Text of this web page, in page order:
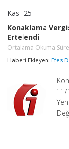
Kas 25
1/1/
Süresi:
dakika
Konaklama
Ertelendi
Ortalama Okuma
Haberi Ekleyen: Efes
11/